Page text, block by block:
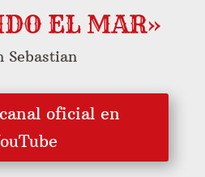
EL MAR»
Sebastian
oficial en